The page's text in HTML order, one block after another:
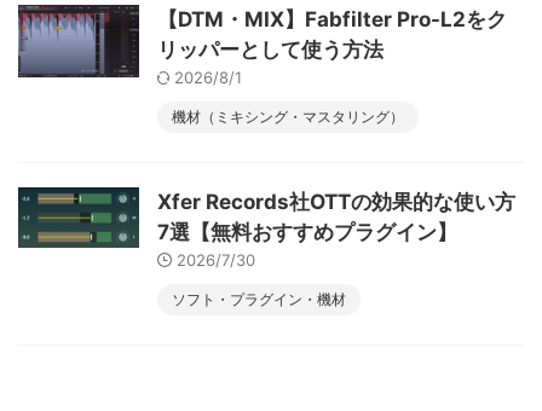
【DTM・MIX】Fabfilter Pro-L2をク
リッパーとして使う方法
2026/8/1
機材（ミキシング・マスタリング）
Xfer Records社OTTの効果的な使い方
7選【無料おすすめプラグイン】
2026/7/30
ソフト・プラグイン・機材